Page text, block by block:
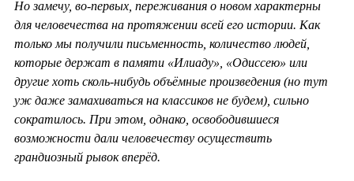
Но замечу, во-первых, переживания о новом характерны
для человечества на протяжении всей его истории. Как
только мы получили письменность, количество людей,
которые держат в памяти «Илиаду», «Одиссею» или
другие хоть сколь-нибудь объёмные произведения (но тут
уж даже замахиваться на классиков не будем), сильно
сократилось. При этом, однако, освободившиеся
возможности дали человечеству осуществить
грандиозный рывок вперёд.